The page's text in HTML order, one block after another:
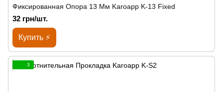
Фиксированная Опора 13 Мм Karoapp K-13 Fixed
32 грн/шт.
Купить ⚡
3